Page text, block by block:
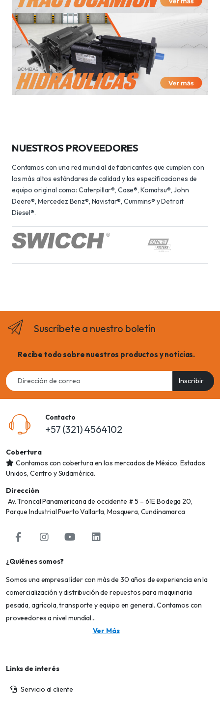
NUESTROS PROVEEDORES
Contamos con una red mundial de fabricantes que cumplen con
los más altos estándares de calidad y las especificaciones de
equipo original como: Caterpillar®, Case®, Komatsu®, John
Deere®, Mercedez Benz®, Navistar®, Cummins® y Detroit
Diesel®.
Suscríbete a nuestro boletín
Recibe todo sobre nuestros productos y noticias.
Email
address
Inscribir
Contacto
+57 (321) 4564102
Cobertura
Contamos con cobertura en los mercados de México, Estados
Unidos, Centro y Sudamérica.
Dirección
Av. Troncal Panamericana de occidente # 5 – 61E Bodega 20,
Parque Industrial Puerto Vallarta, Mosquera, Cundinamarca
¿Quiénes somos?
Somos una empresa líder con más de 30 años de experiencia en la
comercialización y distribución de repuestos para maquinaria
pesada, agrícola, transporte y equipo en general. Contamos con
proveedores a nivel mundial...
Ver Más
Links de interés
Servicio al cliente